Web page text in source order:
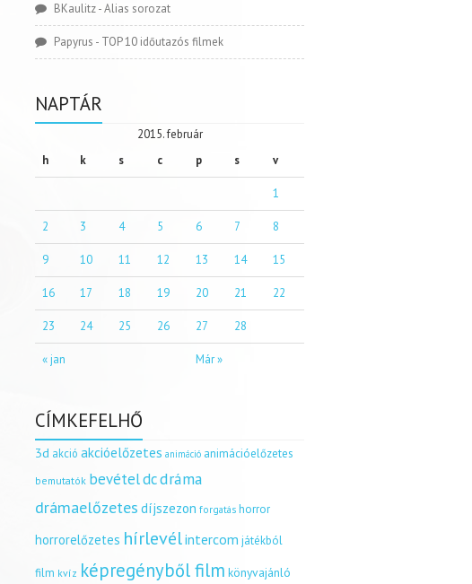
BKaulitz-Alias sorozat
Papyrus - TOP 10 időutazós filmek
NAPTÁR
2015. február
h
k s c p s v
« jan Már »
1
2 3 4 5 6 7 8
9 10 11 12 13 14 15
16 17 18 19 20 21 22
23 24 25 26 27 28
CÍMKEFELHŐ
3d akció akcióelőzetes animáció animációelőzetes
bemutatók bevételdcdráma
drámaelőzetes díjszezon forgatás horror
horrorelőzetes hírlevélintercom játékból
film kvíz képregényből film könyvajánló